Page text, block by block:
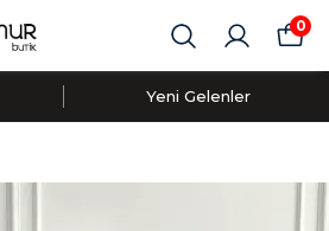
0
Yeni Gelenler